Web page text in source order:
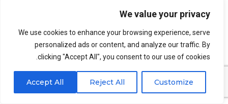
We value your privacy
We use cookies to enhance your browsing experience, serve
personalized ads or content, and analyze our traffic. By
clicking "Accept All", you consent to our use of cookies.
Customize
Reject All
Accept All
آلة شرائح السمك
يمكن اختيار أنماط متعددة من آلات تقطيع السمك لتلبية احتياجات
معالجة شرائح السمك المختلفة.